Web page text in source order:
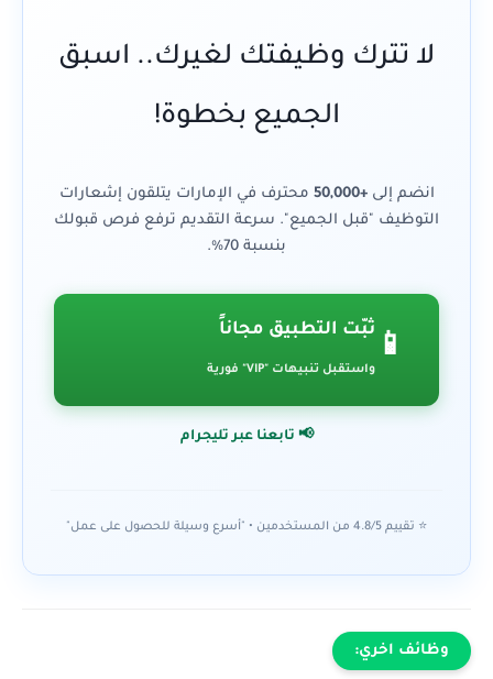
لا تترك وظيفتك لغيرك.. اسبق
الجميع بخطوة!
انضم إلى+50,000
محترف في الإمارات يتلقون إشعارات
التوظيف "قبل الجميع". سرعة التقديم ترفع فرص قبولك
بنسبة 70%.
📱
ثبّت التطبيق مجاناً
واستقبل تنبيهات "VIP" فورية
📢 تابعنا عبر تليجرام
⭐ تقييم 4.8/5 من المستخدمين • "أسرع وسيلة للحصول على عمل"
وظائف اخري: